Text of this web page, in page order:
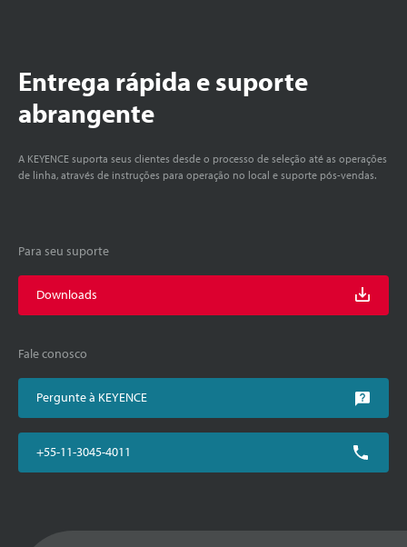
Entrega rápida e suporte
abrangente
A KEYENCE suporta seus clientes desde o processo de seleção até as operações
de linha, através de instruções para operação no local e suporte pós-vendas.
Para seu suporte
Downloads
Fale conosco
Pergunte à KEYENCE
+55-11-3045-4011